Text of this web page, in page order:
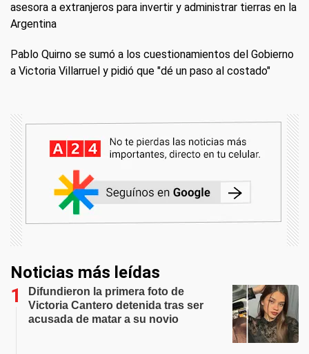
asesora a extranjeros para invertir y administrar tierras en la
Argentina
Pablo Quirno se sumó a los cuestionamientos del Gobierno
a Victoria Villarruel y pidió que "dé un paso al costado"
Noticias más leídas
Difundieron la primera foto de
Victoria Cantero detenida tras ser
acusada de matar a su novio